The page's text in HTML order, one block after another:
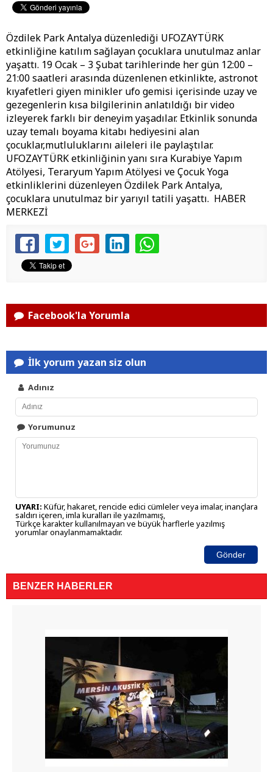
Özdilek Park Antalya düzenlediği UFOZAYTÜRK
etkinliğine katılım sağlayan çocuklara unutulmaz anlar
yaşattı. 19 Ocak – 3 Şubat tarihlerinde her gün 12:00 –
21:00 saatleri arasında düzenlenen etkinlikte, astronot
kıyafetleri giyen minikler ufo gemisi içerisinde uzay ve
gezegenlerin kısa bilgilerinin anlatıldığı bir video
izleyerek farklı bir deneyim yaşadılar. Etkinlik sonunda
uzay temalı boyama kitabı hediyesini alan
çocuklar,mutluluklarını aileleri ile paylaştılar.
UFOZAYTÜRK etkinliğinin yanı sıra Kurabiye Yapım
Atölyesi, Teraryum Yapım Atölyesi ve Çocuk Yoga
etkinliklerini düzenleyen Özdilek Park Antalya,
çocuklara unutulmaz bir yarıyıl tatili yaşattı. HABER
MERKEZİ
Facebook'la Yorumla
İlk yorum yazan siz olun
Adınız
Yorumunuz
UYARI: Küfür, hakaret, rencide edici cümleler veya imalar, inançlara
saldırı içeren, imla kuralları ile yazılmamış,
Türkçe karakter kullanılmayan ve büyük harflerle yazılmış
yorumlar onaylanmamaktadır.
Gönder
BENZER HABERLER